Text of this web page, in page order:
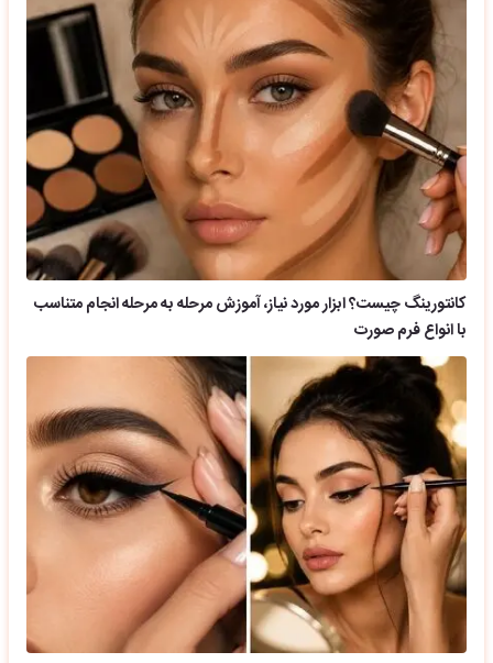
کانتورینگ چیست؟ ابزار مورد نیاز، آموزش مرحله به مرحله انجام متناسب
با انواع فرم صورت